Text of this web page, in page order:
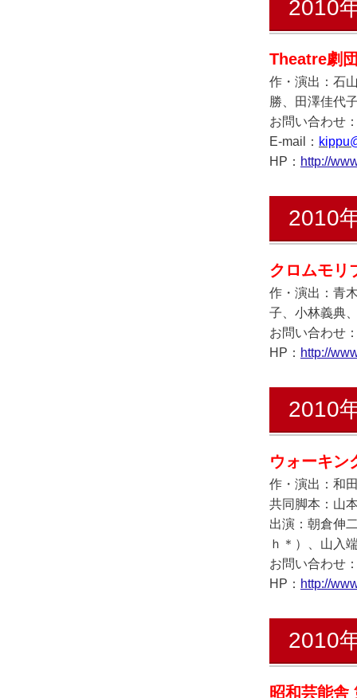
2010
Theatre劇
作・演出：石
勝、田澤佳代
お問い合わせ
E-mail：
HP： http://
2010
クロムモリ
作・演出：青
子、小林義典
お問い合わせ
HP： http://
2010
ウォーキン
作・演出：和
共同脚本：山
出演：朝倉伸
ｈ＊）、山入
お問い合わせ
HP： http://
2010
昭和芸能舎